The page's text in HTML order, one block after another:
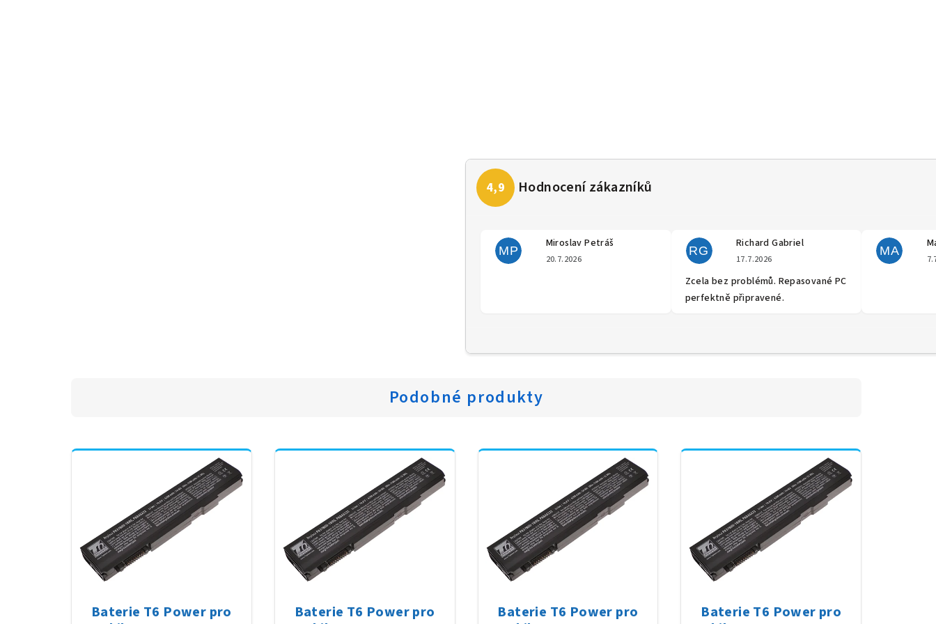
MP
Miroslav Petráš
Hodnocení obchodu je 5 z 5 hvězdiček.
20.7.2026
RG
Richard Gabriel
Hodnocení obchodu je 5 z 5
17.7.2026
Zcela bez problémů. Repasované PC
perfektně připravené.
MA
Podobné produkty
Baterie T6 Power pro
Baterie T6 Power pro
Baterie T6 Power pro
Baterie T6 Power pro